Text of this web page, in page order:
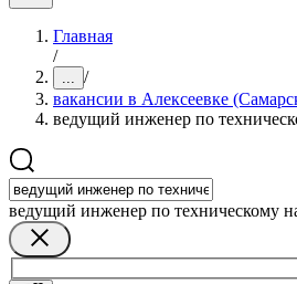
Главная
/
... /
вакансии в Алексеевке
ведущий инженер по
ведущий инженер по техническому